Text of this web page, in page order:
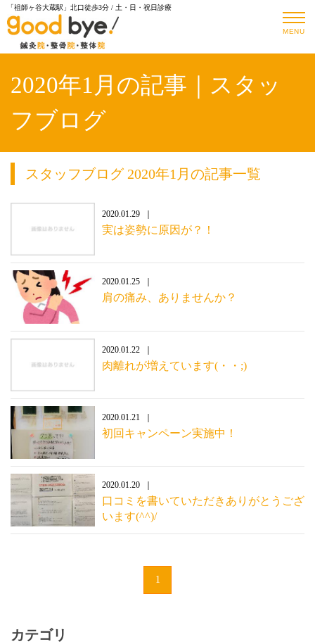
「祖師ヶ谷大蔵駅」北口徒歩3分 / 土・日・祝日診療
MENU
2020年1月の記事｜スタッ
フブログ
スタッフブログ 2020年1月の記事一覧
2020.01.29
実は姿勢に原因が？！
2020.01.25
肩の痛み、ありませんか？
2020.01.22
肉離れが増えています(・・;)
2020.01.21
初回キャンペーン実施中！
2020.01.20
口コミを書いていただきありがとうござ
います(^^)/
1
カテゴリ